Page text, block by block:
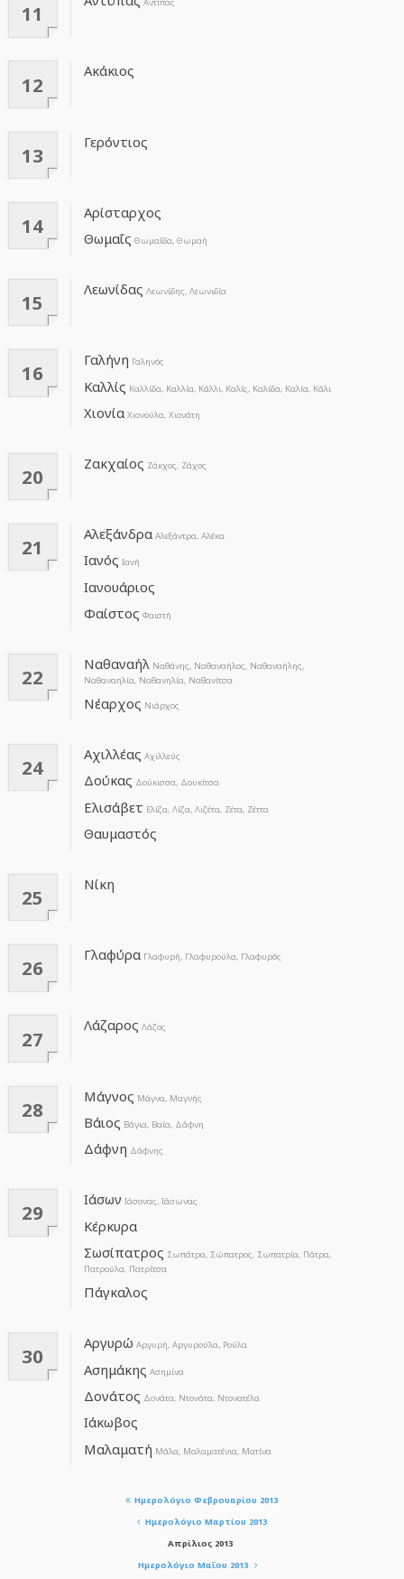
11 Αντίπας
12
Ακάκιος
13
Γερόντιος
14
Αρίσταρχος
Θωμαΐς Θωμαΐδα, Θωμαή
15
Λεωνίδας Λεωνίδης, Λεωνιδία
16
Γαλήνη Γαληνός
Καλλίς Καλλίδα, Καλλία, Κάλλι, Καλίς, Καλίδα, Καλία, Κάλι
Χιονία Χιονούλα, Χιονάτη
20
Ζακχαίος Ζάκχος, Ζάχος
21
Αλεξάνδρα Αλεξάντρα, Αλέκα
Ιανός Ιανή
Ιανουάριος
Φαίστος Φαιστή
22
Ναθαναήλ Ναθάνης, Ναθαναήλος, Ναθαναήλης,
Ναθαναηλία, Ναθανηλία, Ναθανίτσα
Νέαρχος Νιάρχος
24
Αχιλλέας Αχιλλεύς
Δούκας Δούκισσα, Δουκίτσα
Ελισάβετ Ελίζα, Λίζα, Λιζέτα, Ζέτα, Ζέττα
Θαυμαστός
25
Νίκη
26
Γλαφύρα Γλαφυρή, Γλαφυρούλα, Γλαφυρός
27
Λάζαρος Λάζος
28
Μάγνος Μάγνα, Μαγνής
Βάιος Βάγια, Βαία, Δάφνη
Δάφνη Δάφνης
29
Ιάσων Ιάσονας, Ιάσωνας
Κέρκυρα
Σωσίπατρος Σωπάτρα, Σώπατρος, Σωπατρία, Πάτρα,
Πατρούλα, Πατρίτσα
Πάγκαλος
30
Αργυρώ Αργυρή, Αργυρούλα, Ρούλα
Ασημάκης Ασημίνα
Δονάτος Δονάτα, Ντονάτα, Ντονατέλα
Ιάκωβος
Μαλαματή Μάλα, Μαλαματένια, Ματίνα
Ημερολόγιο Φεβρουαρίου 2013
Ημερολόγιο Μαρτίου 2013
Απρίλιος 2013
Ημερολόγιο Μαΐου 2013